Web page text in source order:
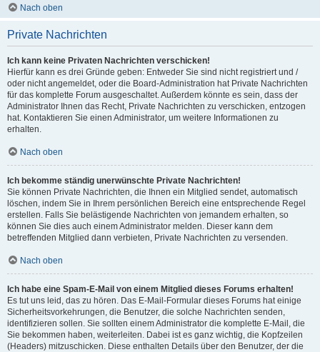
Nach oben
Private Nachrichten
Ich kann keine Privaten Nachrichten verschicken!
Hierfür kann es drei Gründe geben: Entweder Sie sind nicht registriert und /
oder nicht angemeldet, oder die Board-Administration hat Private Nachrichten
für das komplette Forum ausgeschaltet. Außerdem könnte es sein, dass der
Administrator Ihnen das Recht, Private Nachrichten zu verschicken, entzogen
hat. Kontaktieren Sie einen Administrator, um weitere Informationen zu
erhalten.
Nach oben
Ich bekomme ständig unerwünschte Private Nachrichten!
Sie können Private Nachrichten, die Ihnen ein Mitglied sendet, automatisch
löschen, indem Sie in Ihrem persönlichen Bereich eine entsprechende Regel
erstellen. Falls Sie belästigende Nachrichten von jemandem erhalten, so
können Sie dies auch einem Administrator melden. Dieser kann dem
betreffenden Mitglied dann verbieten, Private Nachrichten zu versenden.
Nach oben
Ich habe eine Spam-E-Mail von einem Mitglied dieses Forums erhalten!
Es tut uns leid, das zu hören. Das E-Mail-Formular dieses Forums hat einige
Sicherheitsvorkehrungen, die Benutzer, die solche Nachrichten senden,
identifizieren sollen. Sie sollten einem Administrator die komplette E-Mail, die
Sie bekommen haben, weiterleiten. Dabei ist es ganz wichtig, die Kopfzeilen
(Headers) mitzuschicken. Diese enthalten Details über den Benutzer, der die